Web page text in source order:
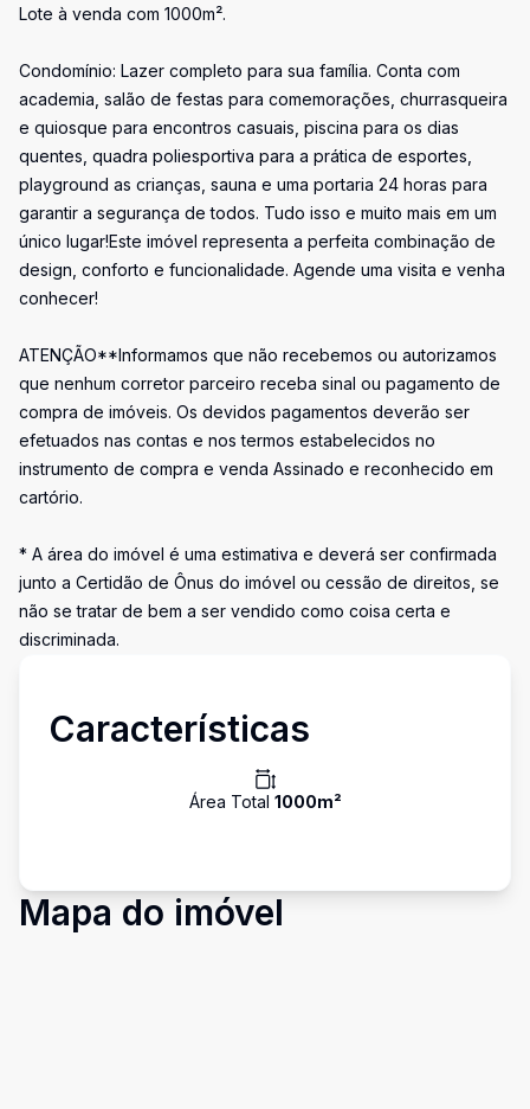
Lote à venda com 1000m².
Condomínio: Lazer completo para sua família. Conta com
academia, salão de festas para comemorações, churrasqueira
e quiosque para encontros casuais, piscina para os dias
quentes, quadra poliesportiva para a prática de esportes,
playground as crianças, sauna e uma portaria 24 horas para
garantir a segurança de todos. Tudo isso e muito mais em um
único lugar!Este imóvel representa a perfeita combinação de
design, conforto e funcionalidade. Agende uma visita e venha
conhecer!
ATENÇÃO**Informamos que não recebemos ou autorizamos
que nenhum corretor parceiro receba sinal ou pagamento de
compra de imóveis. Os devidos pagamentos deverão ser
efetuados nas contas e nos termos estabelecidos no
instrumento de compra e venda Assinado e reconhecido em
cartório.
* A área do imóvel é uma estimativa e deverá ser confirmada
junto a Certidão de Ônus do imóvel ou cessão de direitos, se
não se tratar de bem a ser vendido como coisa certa e
discriminada.
Características
Área Total 1000m²
Mapa do imóvel